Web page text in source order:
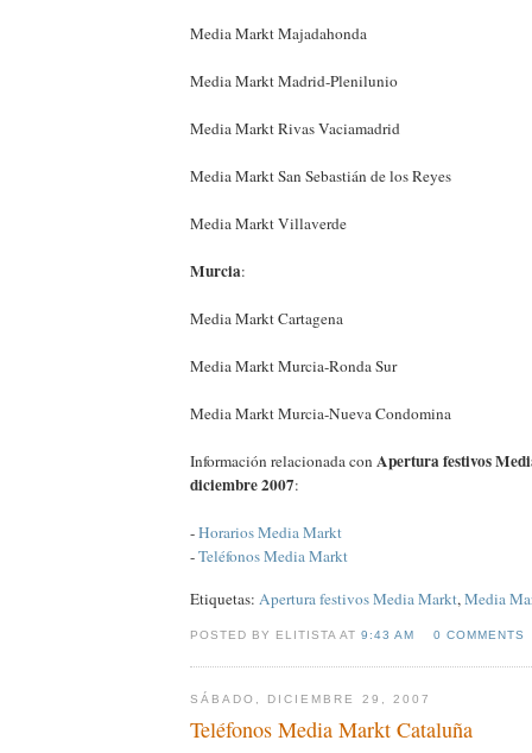
Media Markt Majadahonda
Media Markt Madrid-Plenilunio
Media Markt Rivas Vaciamadrid
Media Markt San Sebastián de los Reyes
Media Markt Villaverde
Murcia:
Media Markt Cartagena
Media Markt Murcia-Ronda Sur
Media Markt Murcia-Nueva Condomina
Información relacionada con Apertura festivos
diciembre 2007:
-Horarios Media Markt
-Teléfonos Media Markt
Etiquetas: Apertura festivos Media Markt,Media
POSTED BY ELITISTA AT9:43 AM 0 COMMENTS
SÁBADO, DICIEMBRE 29, 2007
Teléfonos Media Markt Cataluña